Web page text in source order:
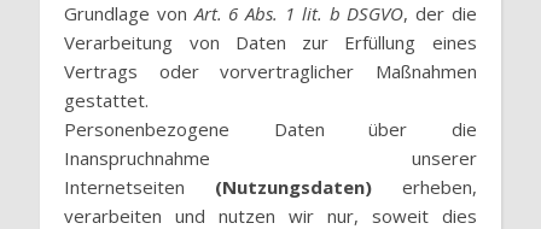
Grundlage vonArt. 6 Abs. 1 lit. b DSGVO, der die
Verarbeitung von Daten zur Erfüllung eines
Vertrags oder vorvertraglicher Maßnahmen
gestattet.
Personenbezogene Daten über die
Inanspruchnahme unserer
Internetseiten (Nutzungsdaten) erheben,
verarbeiten und nutzen wir nur, soweit dies